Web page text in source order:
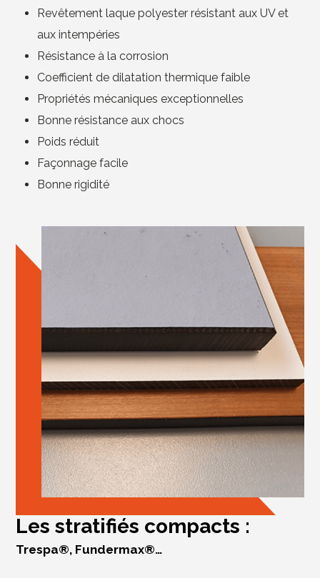
Revêtement laque polyester résistant aux UV et
aux intempéries
Résistance à la corrosion
Coefficient de dilatation thermique faible
Propriétés mécaniques exceptionnelles
Bonne résistance aux chocs
Poids réduit
Façonnage facile
Bonne rigidité
Les stratifiés compacts :
Trespa®, Fundermax®…